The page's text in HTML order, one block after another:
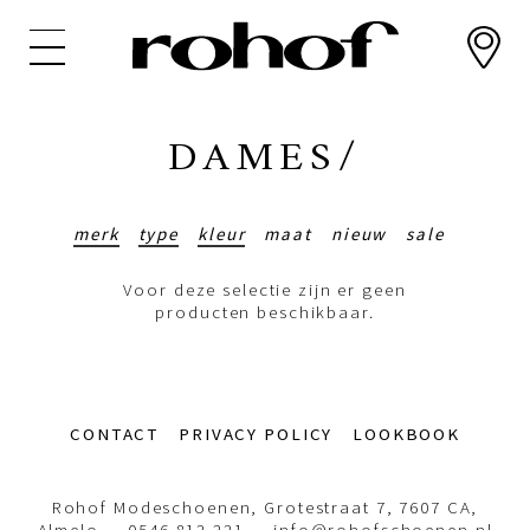
DAMES/
merk type kleur maat nieuw sale
Voor deze selectie zijn er geen
producten beschikbaar.
Footer-CONTACT PRIVACY POLICY LOOKBOOK
Rohof Modeschoenen, Grotestraat 7, 7607 CA,